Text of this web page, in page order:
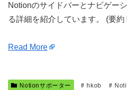
Notionのサイドバーとナビゲー
る詳細を紹介しています。 (要約
Read More
Notionサポーター hkob